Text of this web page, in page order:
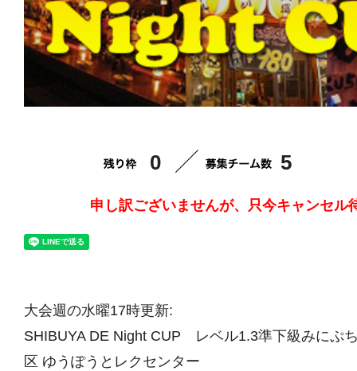
0 5
申し訳ございませんが、只今キャンセル
大会週の水曜17時更新:
SHIBUYA DE Night CUP レベル1.3準下級みにぷ
区 ゆうぽうとレクセンター